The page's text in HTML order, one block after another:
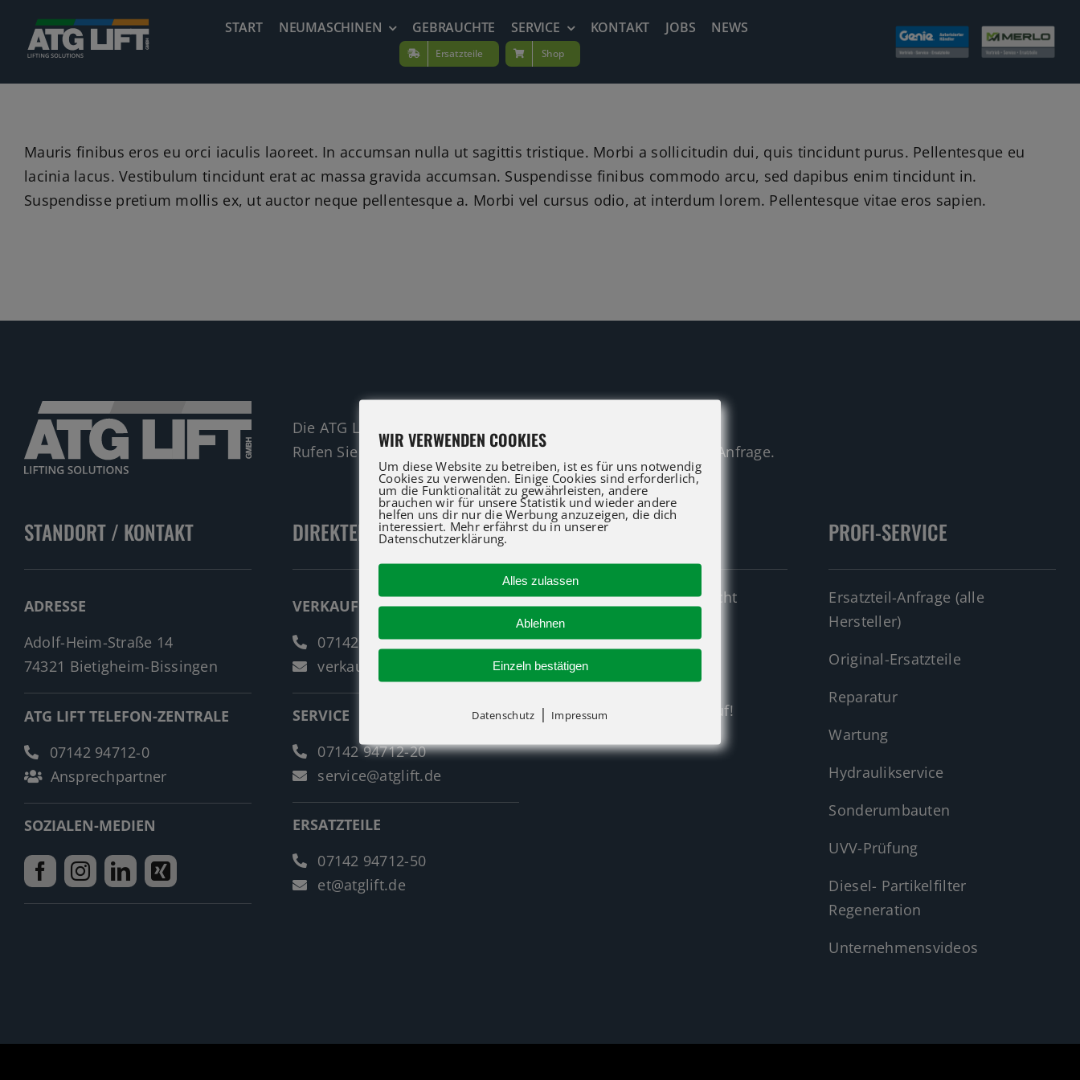
Inhalt
springen
START NEUMASCHINEN GEBRAUCHTE SERVICE KONTAKT JOBS NEWS
Ersatzteile Shop
Mauris finibus eros eu orci iaculis laoreet. In accumsan nulla ut sagittis tristique. Morbi a sollicitudin dui, quis tincidunt purus. Pellentesque eu
lacinia lacus. Vestibulum tincidunt erat ac massa gravida accumsan. Suspendisse finibus commodo arcu, sed dapibus enim tincidunt in.
Suspendisse pretium mollis ex, ut auctor neque pellentesque a. Morbi vel cursus odio, at interdum lorem. Pellentesque vitae eros sapien.
Die ATG LIFT Profis für Verkauf und Service beraten Sie gerne.
Rufen Sie an oder nutzen Sie unser Kontaktformular für eine Anfrage.
STANDORT / KONTAKT
ADRESSE
Adolf-Heim-Straße 14
74321 Bietigheim-Bissingen
ATG LIFT TELEFON-ZENTRALE
07142 94712-0
Ansprechpartner
SOZIALEN-MEDIEN
DIREKTER-KONTAKT
VERKAUF
07142 94712-30
verkauf@atglift.de
SERVICE
07142 94712-20
service@atglift.de
ERSATZTEILE
07142 94712-50
et@atglift.de
NEUMASCHINEN
Neumaschinen Übersicht
Neumaschinen Genie
Neumaschinen Merlo
Nehmen Sie Kontakt auf!
PROFI-SERVICE
Ersatzteil-Anfrage (alle
Hersteller)
Original-Ersatzteile
Reparatur
Wartung
Hydraulikservice
Sonderumbauten
UVV-Prüfung
Diesel- Partikelfilter
Regeneration
Unternehmensvideos
WIR VERWENDEN COOKIES
Um diese Website zu betreiben, ist es für uns notwendig
Cookies zu verwenden. Einige Cookies sind erforderlich,
um die Funktionalität zu gewährleisten, andere
brauchen wir für unsere Statistik und wieder andere
helfen uns dir nur die Werbung anzuzeigen, die dich
interessiert. Mehr erfährst du in unserer
Datenschutzerklärung.
Alles zulassen
Ablehnen
Einzeln bestätigen
Datenschutz | Impressum